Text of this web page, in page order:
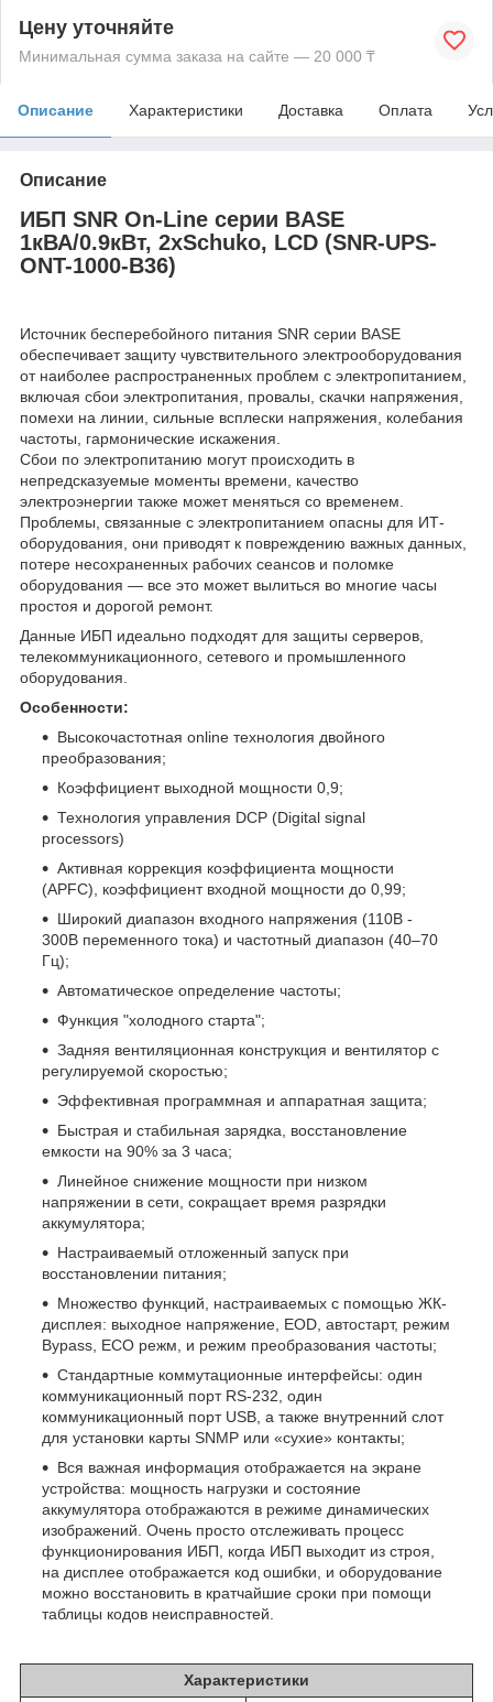
Цену уточняйте
Минимальная сумма заказа на сайте — 20 000 ₸
Описание Характеристики Доставка Оплата
Описание
ИБП SNR On-Line серии BASE
1кВА/0.9кВт, 2xSchuko, LCD (SNR-UPS-
ONT-1000-B36)
Источник бесперебойного питания SNR серии BASE
обеспечивает защиту чувствительного электрооборудования
от наиболее распространенных проблем с электропитанием,
включая сбои электропитания, провалы, скачки напряжения,
помехи на линии, сильные всплески напряжения, колебания
частоты, гармонические искажения.
Сбои по электропитанию могут происходить в
непредсказуемые моменты времени, качество
электроэнергии также может меняться со временем.
Проблемы, связанные с электропитанием опасны для ИТ-
оборудования, они приводят к повреждению важных данных,
потере несохраненных рабочих сеансов и поломке
оборудования — все это может вылиться во многие часы
простоя и дорогой ремонт.
Данные ИБП идеально подходят для защиты серверов,
телекоммуникационного, сетевого и промышленного
оборудования.
Особенности:
Высокочастотная online технология двойного
преобразования;
Коэффициент выходной мощности 0,9;
Технология управления DCP (Digital signal
processors)
Активная коррекция коэффициента мощности
(APFC), коэффициент входной мощности до 0,99;
Широкий диапазон входного напряжения (110В -
300В переменного тока) и частотный диапазон (40–70
Гц);
Автоматическое определение частоты;
Функция "холодного старта";
Задняя вентиляционная конструкция и вентилятор с
регулируемой скоростью;
Эффективная программная и аппаратная защита;
Быстрая и стабильная зарядка, восстановление
емкости на 90% за 3 часа;
Линейное снижение мощности при низком
напряжении в сети, сокращает время разрядки
аккумулятора;
Настраиваемый отложенный запуск при
восстановлении питания;
Множество функций, настраиваемых с помощью ЖК-
дисплея: выходное напряжение, EOD, автостарт, режим
Bypass, ECO режм, и режим преобразования частоты;
Стандартные коммутационные интерфейсы: один
коммуникационный порт RS-232, один
коммуникационный порт USB, а также внутренний слот
для установки карты SNMP или «сухие» контакты;
Вся важная информация отображается на экране
устройства: мощность нагрузки и состояние
аккумулятора отображаются в режиме динамических
изображений. Очень просто отслеживать процесс
функционирования ИБП, когда ИБП выходит из строя,
на дисплее отображается код ошибки, и оборудование
можно восстановить в кратчайшие сроки при помощи
таблицы кодов неисправностей.
Характеристики